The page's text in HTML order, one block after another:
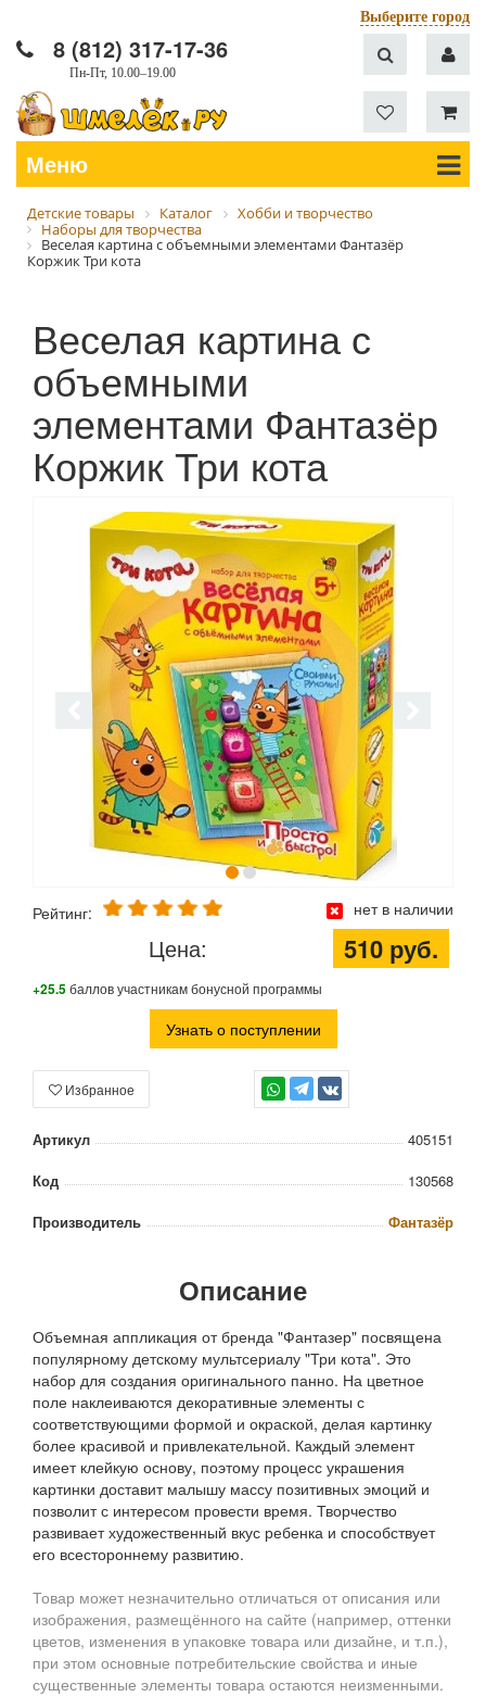
Выберите город
8 (812) 317-17-36
Пн-Пт, 10.00–19.00
Меню
Детские товары Каталог
Хобби и творчество
Наборы для творчества
Веселая картина с объемными элементами Фантазёр
Коржик Три кота
Веселая картина с
объемными
элементами Фантазёр
Коржик Три кота
Рейтинг: нет в наличии
Цена: 510 руб.
+25.5баллов участникам бонусной программы
Узнать о поступлении
TG
Избранное
Артикул
405151
Код
130568
Производитель
Фантазёр
Описание
Объемная аппликация от бренда "Фантазер" посвящена
популярному детскому мультсериалу "Три кота". Это
набор для создания оригинального панно. На цветное
поле наклеиваются декоративные элементы с
соответствующими формой и окраской, делая картинку
более красивой и привлекательной. Каждый элемент
имеет клейкую основу, поэтому процесс украшения
картинки доставит малышу массу позитивных эмоций и
позволит с интересом провести время. Творчество
развивает художественный вкус ребенка и способствует
его всестороннему развитию.
Товар может незначительно отличаться от описания или
изображения, размещённого на сайте (например, оттенки
цветов, изменения в упаковке товара или дизайне, и т.п.),
при этом основные потребительские свойства и иные
существенные элементы товара остаются неизменными.